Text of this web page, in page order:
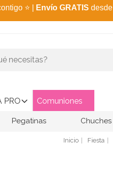
⭐ Envío GRATIS desde
PRO Comuniones
Pegatinas Chuches
Inicio Fiesta